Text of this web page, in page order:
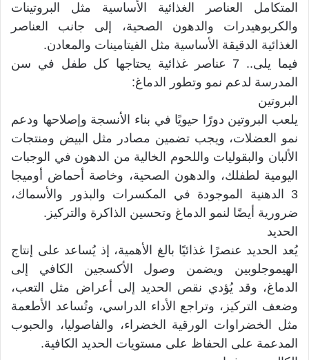
المتكامل العناصر الغذائية الأساسية مثل البروتينات
والكربوهيدرات والدهون الصحية، إلى جانب العناصر
الغذائية الدقيقة الأساسية مثل الفيتامينات والمعادن.
فيما يلى.. 7 عناصر غذائية يحتاجها كل طفل في سن
المدرسة لدعم نمو وتطور الدماغ:
البروتين
يلعب البروتين دورًا حيويًا في بناء الأنسجة وإصلاحها ودعم
نمو العضلات، ويجب تضمين مصادر مثل البيض ومنتجات
الألبان والبقوليات واللحوم الخالية من الدهون في الوجبات
اليومية لطفلك، والدهون الصحية، وخاصة أحماض أوميجا
3 الدهنية الموجودة في المكسرات والبذور والأسماك،
ضرورية أيضًا لنمو الدماغ وتحسين الذاكرة والتركيز.
الحديد
يُعد الحديد عنصرًا غذائيًا بالغ الأهمية، إذ يُساعد على إنتاج
الهيموجلوبين ويضمن وصول الأكسجين الكافي إلى
الدماغ، وقد يُؤدي نقص الحديد إلى أعراض مثل التعب،
وضعف التركيز، وتراجع الأداء الدراسي، وتُساعد الأطعمة
مثل الخضراوات الورقية الخضراء، والفاصوليا، والحبوب
المدعمة على الحفاظ على مستويات الحديد الكافية.